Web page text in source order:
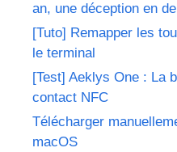
an, une déception en
[Tuto] Remapper les
le terminal
[Test] Aeklys One : La
contact NFC
Télécharger
macOS